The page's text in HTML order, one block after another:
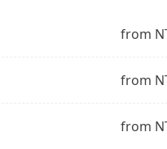
from
from
from